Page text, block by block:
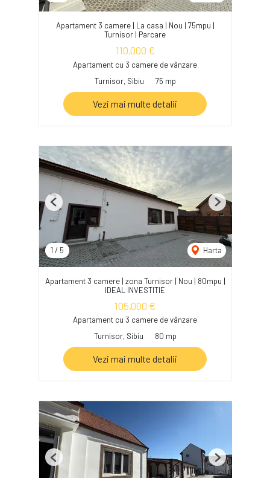
Apartament 3 camere | La casa | Nou | 75mpu |
Turnisor | Parcare
110,000 €
Apartament cu 3 camere de vânzare
Turnisor, Sibiu
75 mp
Vezi mai multe detalii
1 / 5 Harta
Previous Next
Apartament 3 camere | zona Turnisor | Nou | 80mpu |
IDEAL INVESTITIE
105,000 €
Apartament cu 3 camere de vânzare
Turnisor, Sibiu
80 mp
Vezi mai multe detalii
Previous Next